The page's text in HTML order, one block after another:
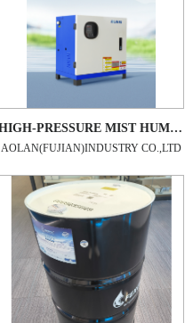
HIGH-PRESSURE MIST HUMIDIFIER
AOLAN(FUJIAN)INDUSTRY CO.,LTD